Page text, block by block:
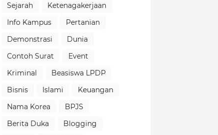
Sejarah
Ketenagakerjaan
Info Kampus
Pertanian
Demonstrasi
Dunia
Contoh Surat
Event
Kriminal
Beasiswa LPDP
Bisnis
Islami
Keuangan
Nama Korea
BPJS
Berita Duka
Blogging